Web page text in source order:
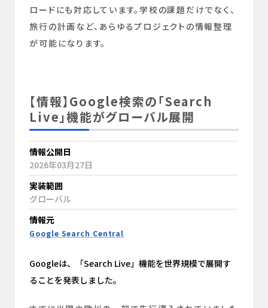
ロードにも対応しています。学校の課題だけでなく、
旅行の計画など、あらゆるプロジェクトの情報整理
が可能になります。
【情報】Google検索の「Search
Live」機能がグローバル展開
情報公開日
2026年03月27日
実装範囲
グローバル
情報元
Google Search Central
Googleは、「Search Live」機能を世界規模で展開す
ることを発表しました。